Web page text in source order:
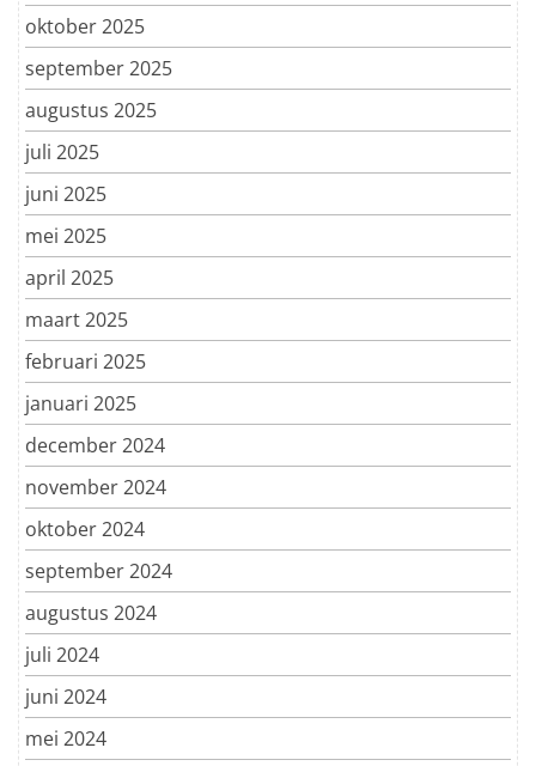
oktober 2025
september 2025
augustus 2025
juli 2025
juni 2025
mei 2025
april 2025
maart 2025
februari 2025
januari 2025
december 2024
november 2024
oktober 2024
september 2024
augustus 2024
juli 2024
juni 2024
mei 2024